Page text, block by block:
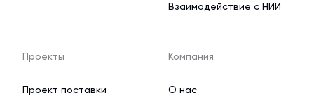
Взаимодействие с НИИ
Проекты
Проект поставки
Компания
О нас